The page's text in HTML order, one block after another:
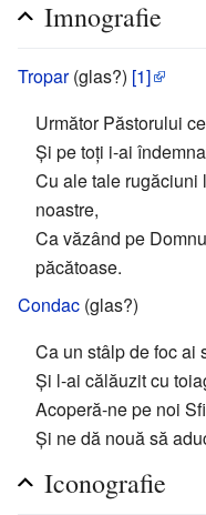
Imnografie
Tropar(glas?) [1]
Următor Păstorului
Și pe toți i-ai
Cu ale tale
noastre,
Ca văzând pe
păcătoase.
Condac (glas?)
Ca un stâlp de foc ai
Și l-ai călăuzit cu
Acoperă-ne pe noi
Și ne dă nouă să
Iconografie